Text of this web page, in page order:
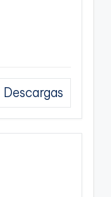
Descargas